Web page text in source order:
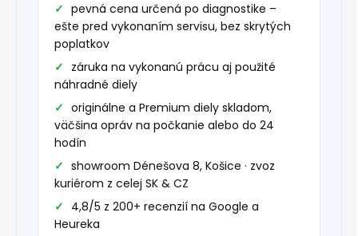
pevná cena určená po diagnostike –
ešte pred vykonaním servisu, bez skrytých
poplatkov
záruka na vykonanú prácu aj použité
náhradné diely
originálne a Premium diely skladom,
väčšina opráv na počkanie alebo do 24
hodín
showroom Dénešova 8, Košice · zvoz
kuriérom z celej SK & CZ
4,8/5 z 200+ recenzií na Google a
Heureka